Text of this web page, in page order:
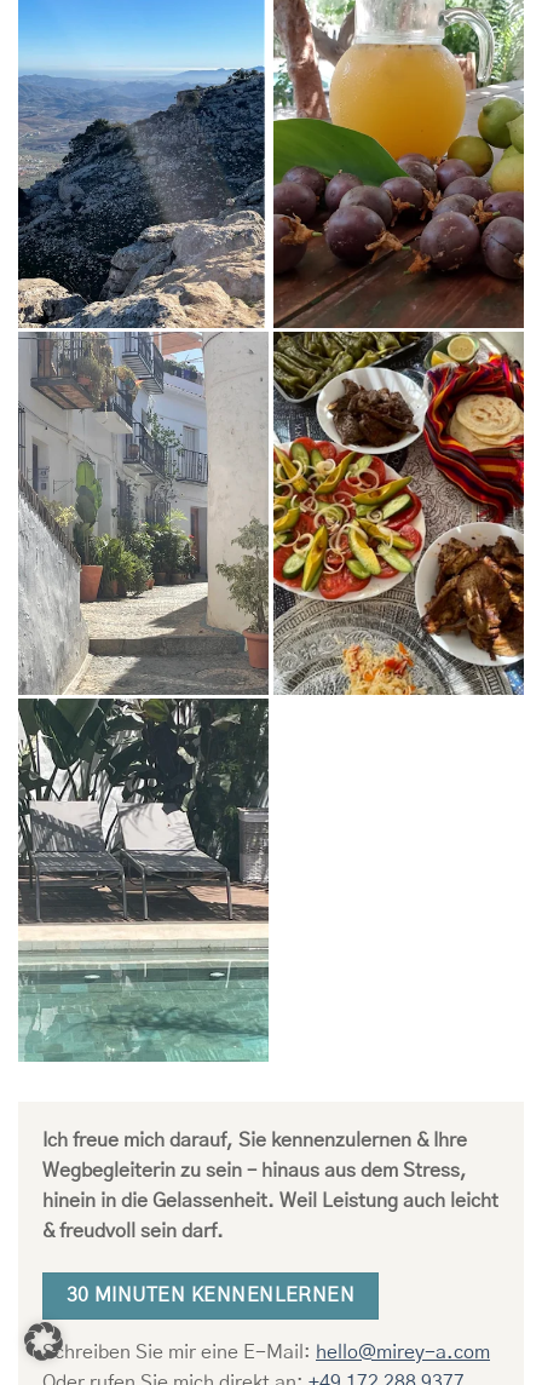
Ich freue mich darauf, Sie kennenzulernen & Ihre
Wegbegleiterin zu sein – hinaus aus dem Stress,
hinein in die Gelassenheit. Weil Leistung auch leicht
& freudvoll sein darf.
30 MINUTEN KENNENLERNEN
Schreiben Sie mir eine E-Mail: hello@mirey-a.com